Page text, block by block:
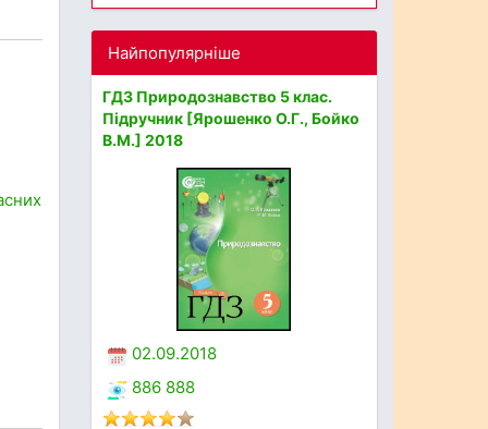
Найпопулярніше
ГДЗ Природознавство 5 клас.
Підручник [Ярошенко О.Г., Бойко
В.М.] 2018
02.09.2018
886 888